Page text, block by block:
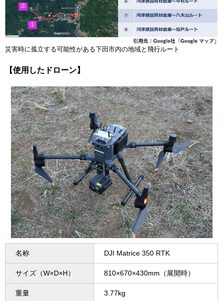
災害時に孤立する可能性がある下田市内の地域と飛行ルート
【使用したドローン】
名称 DJI Matrice 350 RTK
サイズ（W×D×H） 810×670×430mm（展開時）
重量 3.77kg